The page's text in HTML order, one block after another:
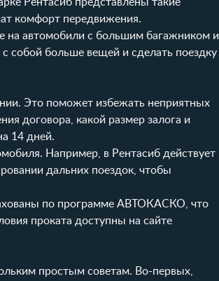
Рентасиб представлены такие
комфорт передвижения.
на автомобили с большим багажником и
с собой больше вещей и сделать поездку
Это поможет избежать неприятных
договора, какой размер залога и
14 дней.
Например, в Рентасиб действует
дальних поездок, чтобы
по программе АВТОКАСКО, что
проката доступны на сайте
простым советам. Во-первых,